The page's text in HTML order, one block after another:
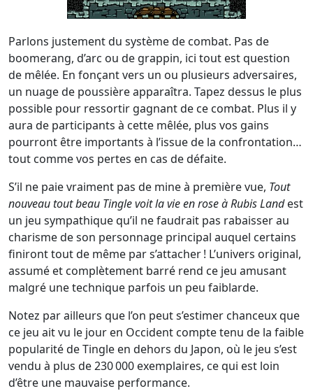
Parlons justement du système de combat. Pas de
boomerang, d’arc ou de grappin, ici tout est question
de mêlée. En fonçant vers un ou plusieurs adversaires,
un nuage de poussière apparaîtra. Tapez dessus le plus
possible pour ressortir gagnant de ce combat. Plus il y
aura de participants à cette mêlée, plus vos gains
pourront être importants à l’issue de la confrontation…
tout comme vos pertes en cas de défaite.
S’il ne paie vraiment pas de mine à première vue, Tout
nouveau tout beau Tingle voit la vie en rose à Rubis Landest
un jeu sympathique qu’il ne faudrait pas rabaisser au
charisme de son personnage principal auquel certains
finiront tout de même par s’attacher ! L’univers original,
assumé et complètement barré rend ce jeu amusant
malgré une technique parfois un peu faiblarde.
Notez par ailleurs que l’on peut s’estimer chanceux que
ce jeu ait vu le jour en Occident compte tenu de la faible
popularité de Tingle en dehors du Japon, où le jeu s’est
vendu à plus de 230 000 exemplaires, ce qui est loin
d’être une mauvaise performance.